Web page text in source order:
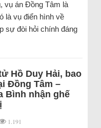
vụ án Đồng Tâm là
là vụ điển hình về
sự đòi hỏi chính đáng
Hồ Duy Hải, bao
Đồng Tâm –
Bình nhận ghế
1.191